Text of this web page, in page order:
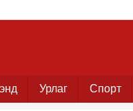
Урлаг Спорт